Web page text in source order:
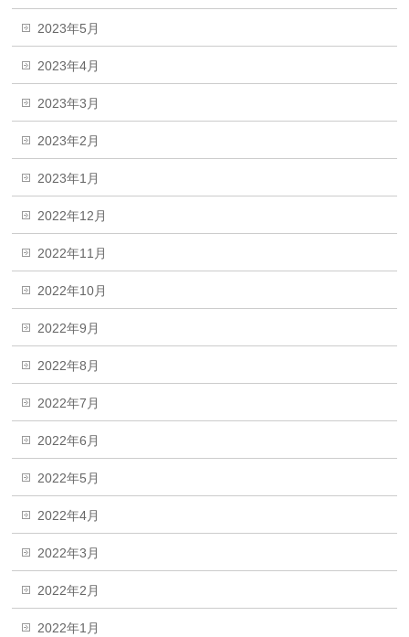
2023年5月
2023年4月
2023年3月
2023年2月
2023年1月
2022年12月
2022年11月
2022年10月
2022年9月
2022年8月
2022年7月
2022年6月
2022年5月
2022年4月
2022年3月
2022年2月
2022年1月